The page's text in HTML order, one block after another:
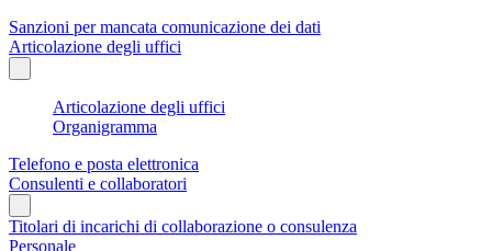
Sanzioni per mancata comunicazione dei dati
Articolazione degli uffici
Articolazione degli uffici
Organigramma
Telefono e posta elettronica
Consulenti e collaboratori
Titolari di incarichi di collaborazione o consulenza
Personale